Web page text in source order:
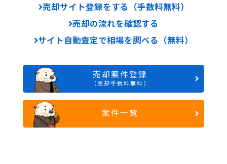
売却サイト登録をする（手数料無料）
売却の流れを確認する
サイト自動査定で相場を調べる（無料）
売却案件登録
（売却手数料無料）
案件一覧